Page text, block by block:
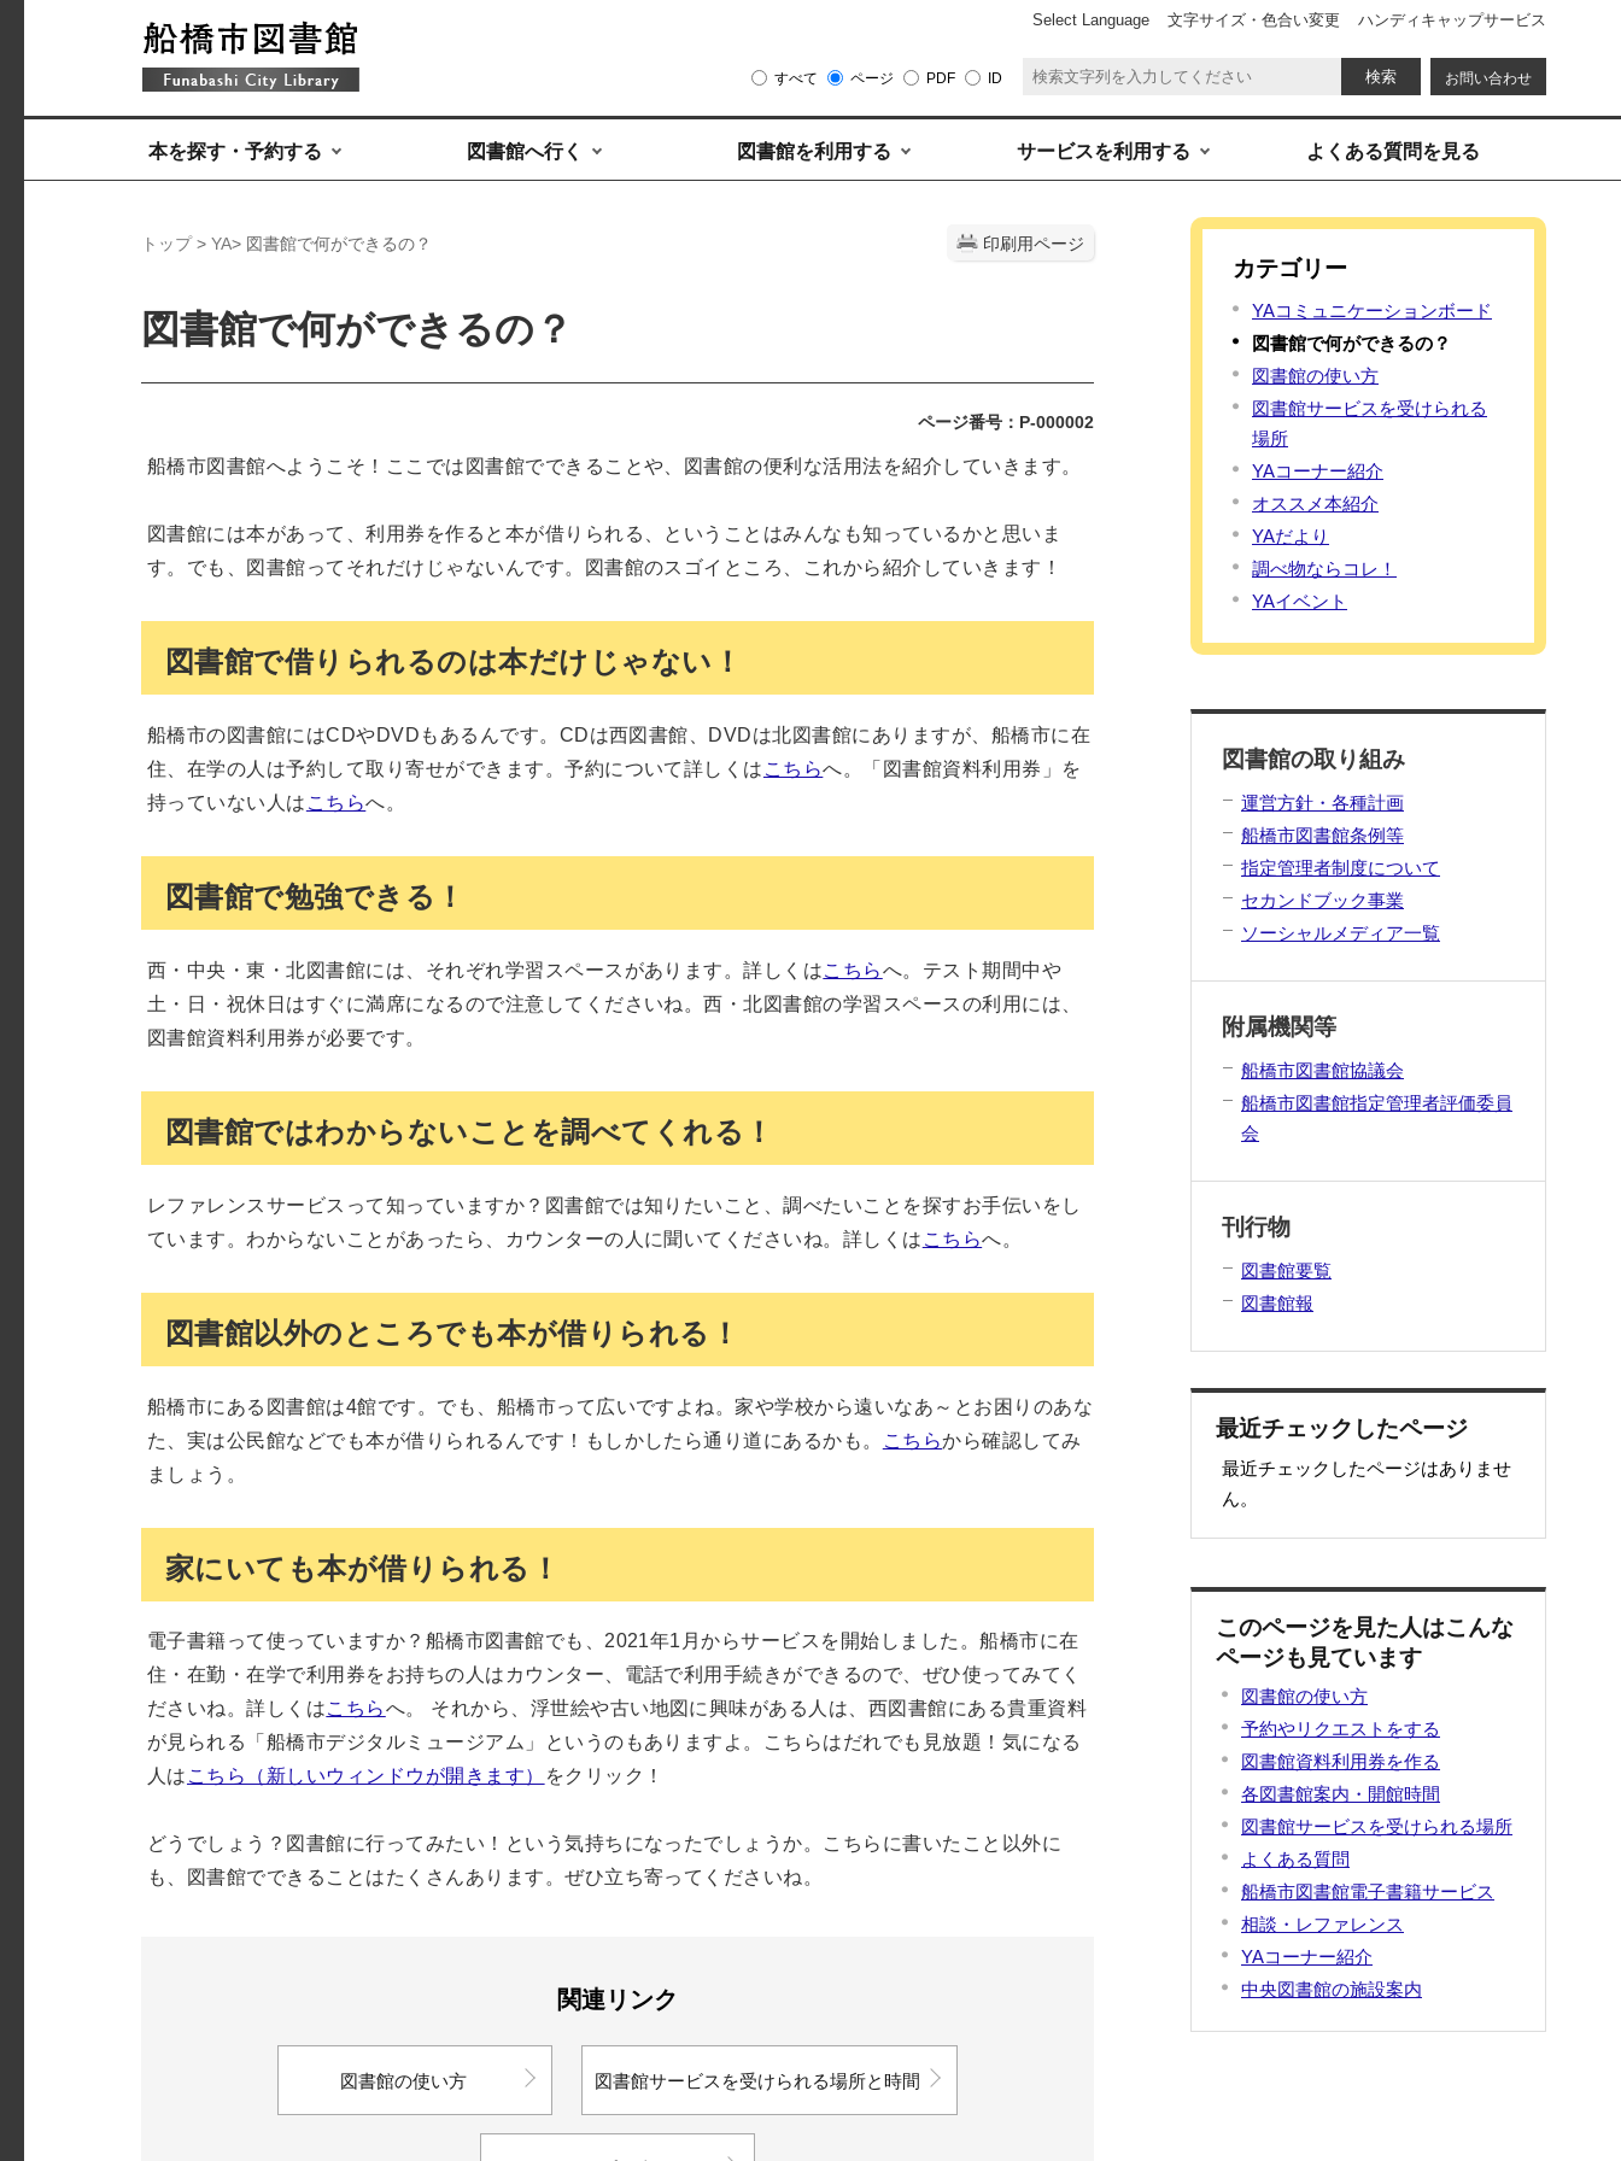
お問い合わせ
すべて ページ PDF ID
Select Language 文字サイズ・色合い変更 ハンディキャップサービス
本を探す・予約する 図書館へ行く 図書館を利用する サービスを利用する よくある質問を見る
印刷用ページ
トップ > YA> 図書館で何ができるの？
図書館で何ができるの？
ページ番号：P-000002
船橋市図書館へようこそ！ここでは図書館でできることや、図書館の便利な活用法を紹介していきます。
図書館には本があって、利用券を作ると本が借りられる、ということはみんなも知っているかと思いま
す。でも、図書館ってそれだけじゃないんです。図書館のスゴイところ、これから紹介していきます！
図書館で借りられるのは本だけじゃない！
船橋市の図書館にはCDやDVDもあるんです。CDは西図書館、DVDは北図書館にありますが、船橋市に在
住、在学の人は予約して取り寄せができます。予約について詳しくは こちらへ。「図書館資料利用券」を
持っていない人は こちらへ。
図書館で勉強できる！
西・中央・東・北図書館には、それぞれ学習スペースがあります。詳しくはこちらへ。テスト期間中や
土・日・祝休日はすぐに満席になるので注意してくださいね。西・北図書館の学習スペースの利用には、
図書館資料利用券が必要です。
図書館ではわからないことを調べてくれる！
レファレンスサービスって知っていますか？図書館では知りたいこと、調べたいことを探すお手伝いをし
ています。わからないことがあったら、カウンターの人に聞いてくださいね。詳しくは こちらへ。
図書館以外のところでも本が借りられる！
船橋市にある図書館は4館です。でも、船橋市って広いですよね。家や学校から遠いなあ～とお困りのあな
た、実は公民館などでも本が借りられるんです！もしかしたら通り道にあるかも。
こちらから確認してみ
ましょう。
家にいても本が借りられる！
電子書籍って使っていますか？船橋市図書館でも、2021年1月からサービスを開始しました。船橋市に在
住・在勤・在学で利用券をお持ちの人はカウンター、電話で利用手続きができるので、ぜひ使ってみてく
ださいね。詳しくはこちらへ。 それから、浮世絵や古い地図に興味がある人は、西図書館にある貴重資料
が見られる「船橋市デジタルミュージアム」というのもありますよ。こちらはだれでも見放題！気になる
人は こちら（新しいウィンドウが開きます） をクリック！
どうでしょう？図書館に行ってみたい！という気持ちになったでしょうか。こちらに書いたこと以外に
も、図書館でできることはたくさんあります。ぜひ立ち寄ってくださいね。
関連リンク
図書館の使い方 図書館サービスを受けられる場所と時間
カテゴリー
YAコミュニケーションボード
図書館で何ができるの？
図書館の使い方
図書館サービスを受けられる
場所
YAコーナー紹介
オススメ本紹介
YAだより
調べ物ならコレ！
YAイベント
図書館の取り組み
運営方針・各種計画
船橋市図書館条例等
指定管理者制度について
セカンドブック事業
ソーシャルメディア一覧
附属機関等
船橋市図書館協議会
船橋市図書館指定管理者評価委員
会
刊行物
図書館要覧
図書館報
最近チェックしたページ
最近チェックしたページはありませ
ん。
このページを見た人はこんな
ページも見ています
図書館の使い方
予約やリクエストをする
図書館資料利用券を作る
各図書館案内・開館時間
図書館サービスを受けられる場所
よくある質問
船橋市図書館電子書籍サービス
相談・レファレンス
YAコーナー紹介
中央図書館の施設案内